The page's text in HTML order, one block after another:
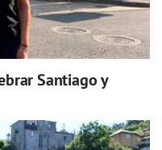
Santiago y